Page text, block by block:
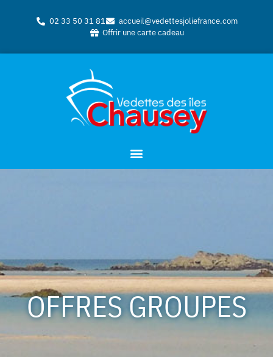
02 33 50 31 81
accueil@vedettesjoliefrance.com
Offrir une carte cadeau
OFFRES GROUPES